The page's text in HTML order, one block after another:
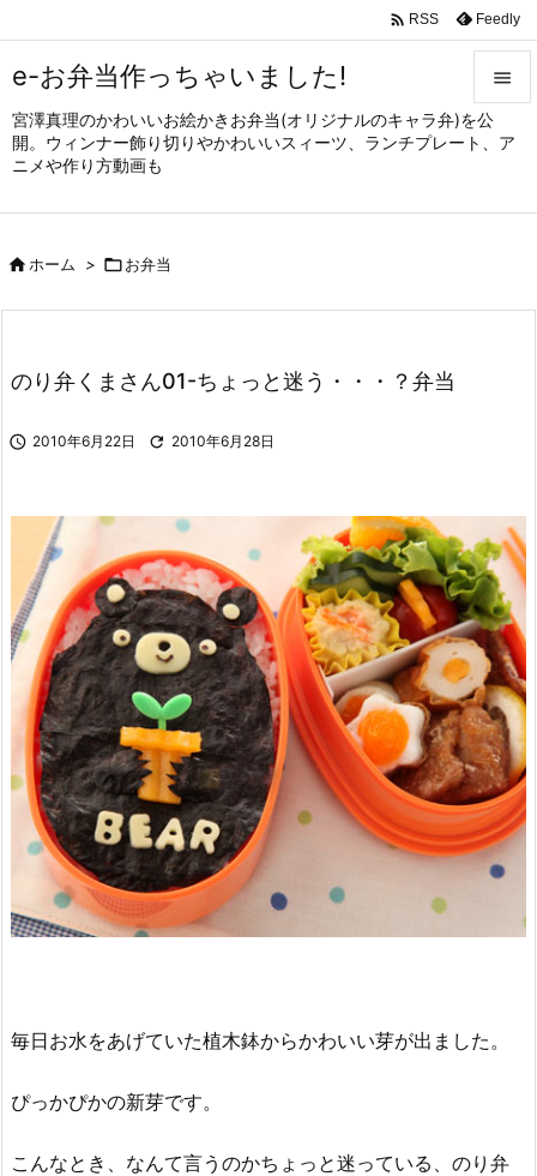
e-お弁当作っちゃいました!
宮澤真理のかわいいお絵かきお弁当(オリジナルのキャラ弁)を公
開。ウィンナー飾り切りやかわいいスィーツ、ランチプレート、ア
ニメや作り方動画も


メニュ
サイド

 RSS Feedly
ホーム > お弁当
のり弁くまさん01-ちょっと迷う・・・？弁当
 2010年6月22日  2010年6月28日
毎日お水をあげていた植木鉢からかわいい芽が出ました。
ぴっかぴかの新芽です。
こんなとき、なんて言うのかちょっと迷っている、のり弁